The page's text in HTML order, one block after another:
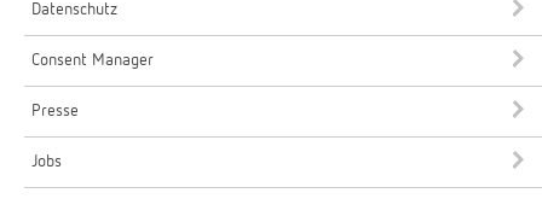
Datenschutz
Consent Manager
Presse
Jobs